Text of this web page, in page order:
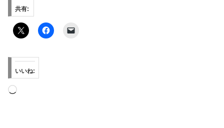
共有:
いいね:
読